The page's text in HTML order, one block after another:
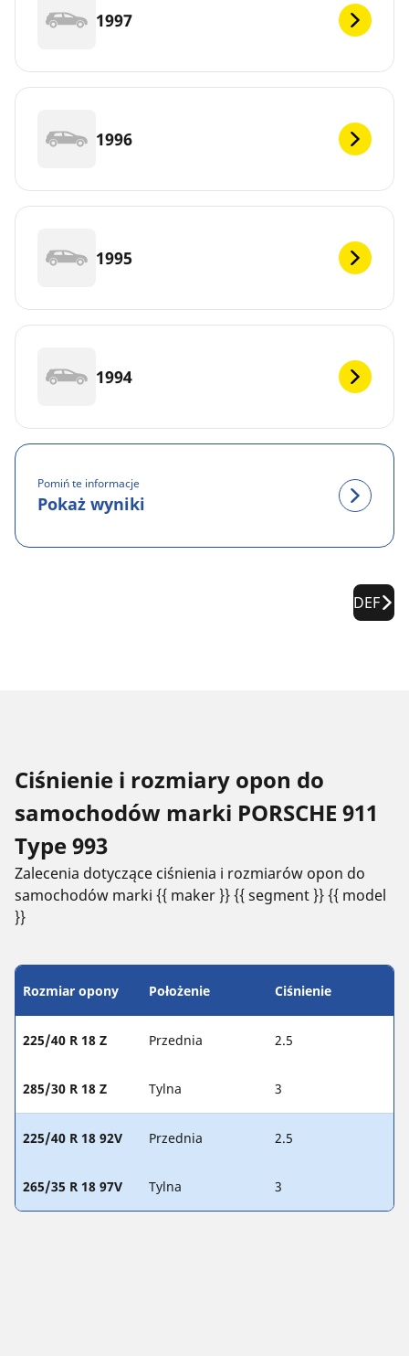
1997
1996
1995
1994
Pomiń te informacje
Pokaż wyniki
DEF
Ciśnienie i rozmiary opon do
samochodów marki PORSCHE 911
Type 993
Zalecenia dotyczące ciśnienia i rozmiarów opon do
samochodów marki {{ maker }} {{ segment }} {{ model
}}
Rozmiar opony Położenie Ciśnienie
225/40 R 18 Z Przednia 2.5
285/30 R 18 Z Tylna 3
225/40 R 18 92V Przednia 2.5
265/35 R 18 97V Tylna 3